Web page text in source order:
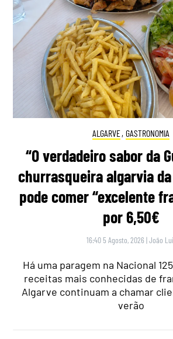
ALGARVE, GASTRONOMIA
“O verdadeiro sabor da
churrasqueira algarvia da
pode comer “excelente
por 6,50€
16:40 5 Agosto, 2026 |João
Há uma paragem na Nacional
receitas mais conhecidas de
Algarve continuam a chamar
verão